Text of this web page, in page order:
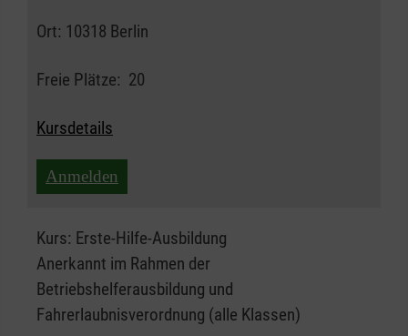
Ort: 10318 Berlin
Freie Plätze: 20
Kursdetails
Anmelden
Kurs: Erste-Hilfe-Ausbildung
Anerkannt im Rahmen der
Betriebshelferausbildung und
Fahrerlaubnisverordnung (alle Klassen)